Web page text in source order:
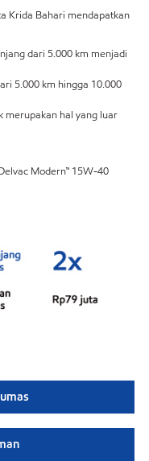
Krida Bahari mendapatkan
dari 5.000 km menjadi
5.000 km hingga 10.000
merupakan hal yang luar
Modern™ 15W-40